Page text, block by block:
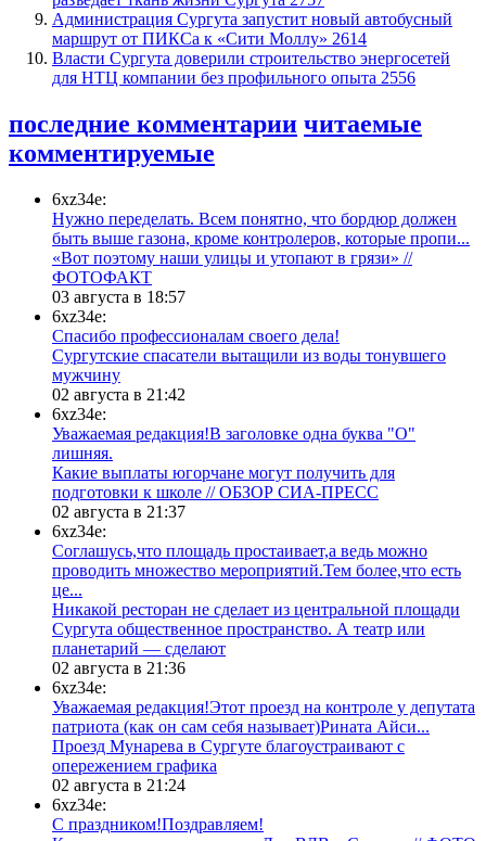
​Администрация Сургута запустит новый автобусный
маршрут от ПИКСа к «Сити Моллу» 2614
Власти Сургута доверили строительство энергосетей
для НТЦ компании без профильного опыта 2556
последние комментарии читаемые
комментируемые
6xz34e:
Нужно переделать. Всем понятно, что бордюр должен
быть выше газона, кроме контролеров, которые пропи...
«Вот поэтому наши улицы и утопают в грязи» //
ФОТОФАКТ
03 августа в 18:57
6xz34e:
Спасибо профессионалам своего дела!
Сургутские спасатели вытащили из воды тонувшего
мужчину
02 августа в 21:42
6xz34e:
Уважаемая редакция!В заголовке одна буква "О"
лишняя.
Какие выплаты югорчане могут получить для
подготовки к школе // ОБЗОР СИА-ПРЕСС
02 августа в 21:37
6xz34e:
Соглашусь,что площадь простаивает,а ведь можно
проводить множество мероприятий.Тем более,что есть
це...
​Никакой ресторан не сделает из центральной площади
Сургута общественное пространство. А театр или
планетарий — сделают
02 августа в 21:36
6xz34e:
Уважаемая редакция!Этот проезд на контроле у депутата
патриота (как он сам себя называет)Рината Айси...
​Проезд Мунарева в Сургуте благоустраивают с
опережением графика
02 августа в 21:24
6xz34e:
С праздником!Поздравляем!